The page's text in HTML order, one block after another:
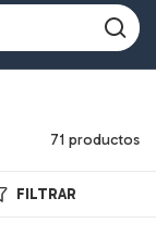
71 productos
FILTRAR